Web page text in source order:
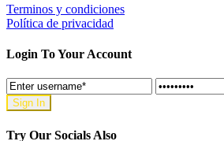
Terminos y condiciones
Política de privacidad
Login To Your Account
Try Our Socials Also